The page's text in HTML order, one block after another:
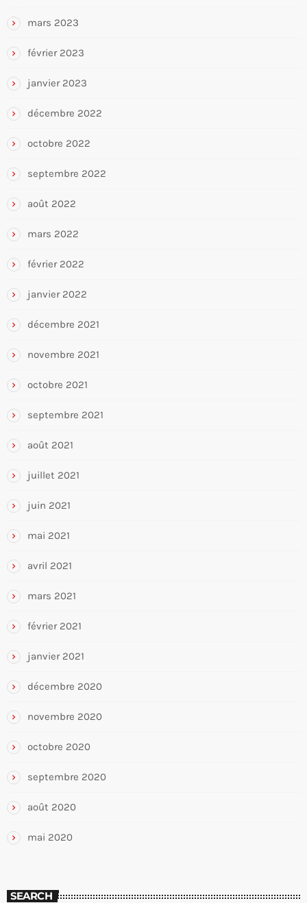
mars 2023
février 2023
janvier 2023
décembre 2022
octobre 2022
septembre 2022
août 2022
mars 2022
février 2022
janvier 2022
décembre 2021
novembre 2021
octobre 2021
septembre 2021
août 2021
juillet 2021
juin 2021
mai 2021
avril 2021
mars 2021
février 2021
janvier 2021
décembre 2020
novembre 2020
octobre 2020
septembre 2020
août 2020
mai 2020
SEARCH